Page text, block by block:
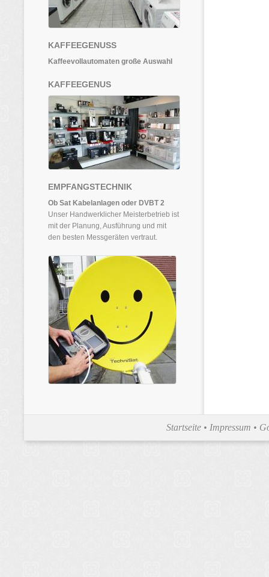
KAFFEEGENUSS
Kaffeevollautomaten große Auswahl
KAFFEEGENUS
EMPFANGSTECHNIK
Ob Sat Kabelanlagen oder DVBT 2
Unser Handwerklicher Meisterbetrieb ist
mit der Planung, Ausführung und mit
den besten Messgeräten vertraut.
Startseite • Impressum •